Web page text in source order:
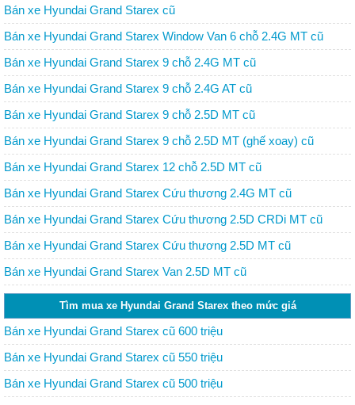
Bán xe Hyundai Grand Starex cũ
Bán xe Hyundai Grand Starex Window Van 6 chỗ 2.4G MT cũ
Bán xe Hyundai Grand Starex 9 chỗ 2.4G MT cũ
Bán xe Hyundai Grand Starex 9 chỗ 2.4G AT cũ
Bán xe Hyundai Grand Starex 9 chỗ 2.5D MT cũ
Bán xe Hyundai Grand Starex 9 chỗ 2.5D MT (ghế xoay) cũ
Bán xe Hyundai Grand Starex 12 chỗ 2.5D MT cũ
Bán xe Hyundai Grand Starex Cứu thương 2.4G MT cũ
Bán xe Hyundai Grand Starex Cứu thương 2.5D CRDi MT cũ
Bán xe Hyundai Grand Starex Cứu thương 2.5D MT cũ
Bán xe Hyundai Grand Starex Van 2.5D MT cũ
Tìm mua xe Hyundai Grand Starex theo mức giá
Bán xe Hyundai Grand Starex cũ 600 triệu
Bán xe Hyundai Grand Starex cũ 550 triệu
Bán xe Hyundai Grand Starex cũ 500 triệu